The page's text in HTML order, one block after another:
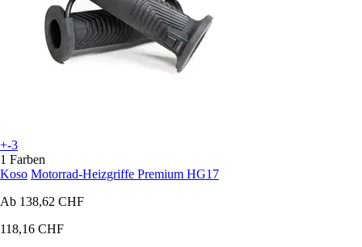
+-3
1 Farben
Koso Motorrad-Heizgriffe Premium HG17
Ab 138,62 CHF
118,16 CHF